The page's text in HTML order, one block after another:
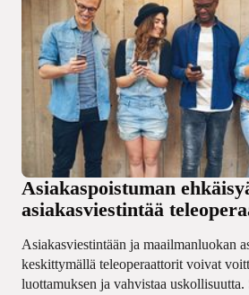
Asiakaspoistuman
asiakasviestintää
Asiakasviestintään ja maailmanluokan
keskittymällä teleoperaattorit voivat
luottamuksen ja vahvistaa